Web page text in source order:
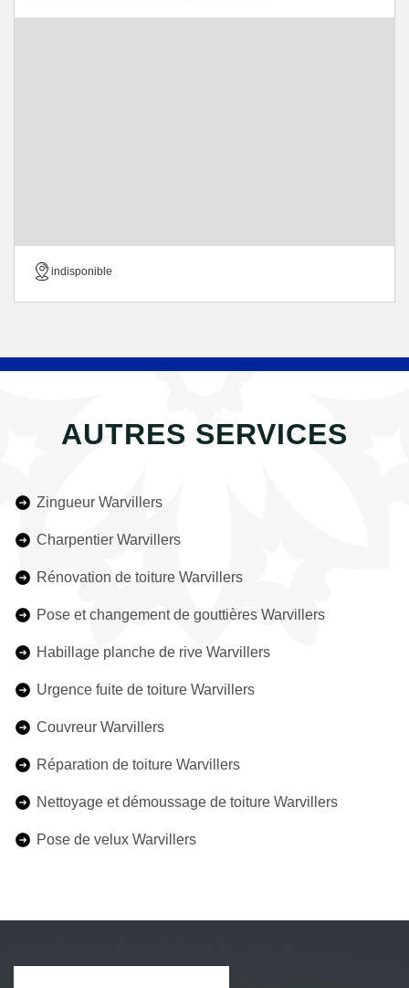
indisponible
AUTRES SERVICES
Zingueur Warvillers
Charpentier Warvillers
Rénovation de toiture Warvillers
Pose et changement de gouttières Warvillers
Habillage planche de rive Warvillers
Urgence fuite de toiture Warvillers
Couvreur Warvillers
Réparation de toiture Warvillers
Nettoyage et démoussage de toiture Warvillers
Pose de velux Warvillers